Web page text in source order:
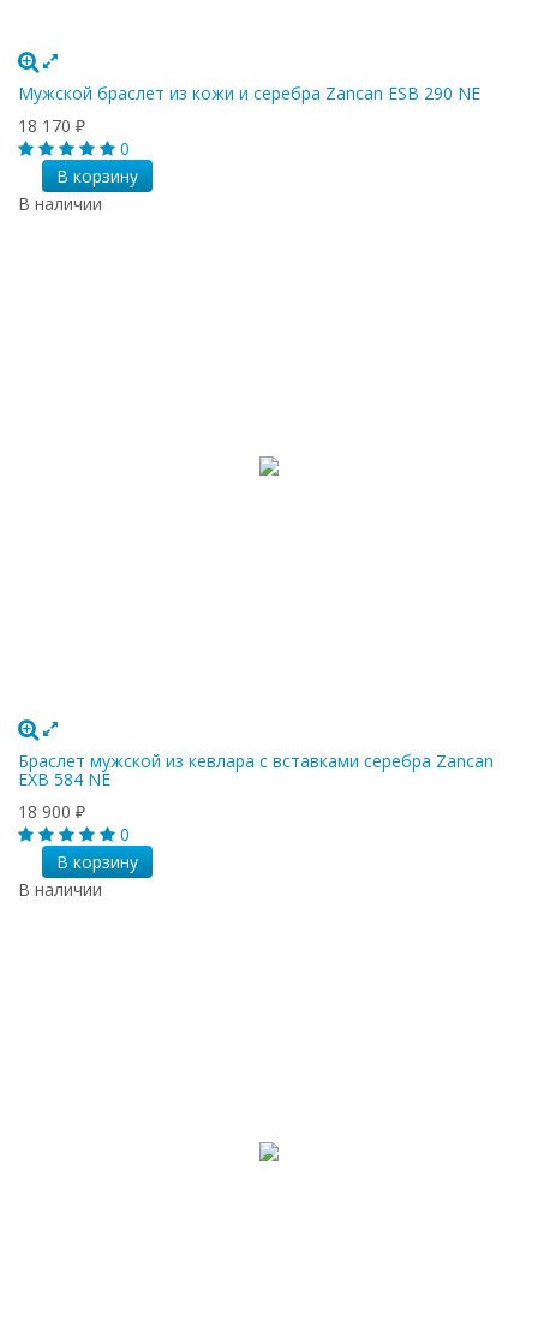
Мужской браслет из кожи и серебра Zancan ESB 290 NE
18 170 ₽
0
В корзину
В наличии
Браслет мужской из кевлара с вставками серебра Zancan
EXB 584 NE
18 900 ₽
0
В корзину
В наличии